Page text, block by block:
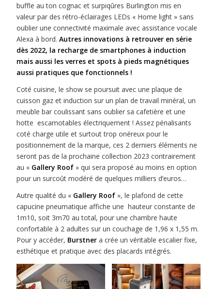
buffle au ton cognac et surpiqûres Burlington mis en
valeur par des rétro-éclairages LEDs « Home light » sans
oublier une connectivité maximale avec assistance vocale
Alexa à bord. Autres innovations à retrouver en série
dès 2022, la recharge de smartphones à induction
mais aussi les verres et spots à pieds magnétiques
aussi pratiques que fonctionnels !
Coté cuisine, le show se poursuit avec une plaque de
cuisson gaz et induction sur un plan de travail minéral, un
meuble bar coulissant sans oublier sa cafetière et une
hotte escamotables électriquement ! Assez pénalisants
coté charge utile et surtout trop onéreux pour le
positionnement de la marque, ces 2 derniers éléments ne
seront pas de la prochaine collection 2023 contrairement
au « Gallery Roof» qui sera proposé au moins en option
pour un surcoût modéré de quelques milliers d’euros…
Autre qualité du « Gallery Roof », le plafond de cette
capucine pneumatique affiche une hauteur constante de
1m10, soit 3m70 au total, pour une chambre haute
confortable à 2 adultes sur un couchage de 1,96 x 1,55 m.
Pour y accéder, Burstnera crée un véritable escalier fixe,
esthétique et pratique avec des placards intégrés.